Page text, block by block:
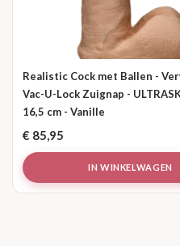
Realistic Cock met Ballen -
Vac-U-Lock Zuignap -
16,5 cm - Vanille
€ 85,95
IN WINKELWAGEN